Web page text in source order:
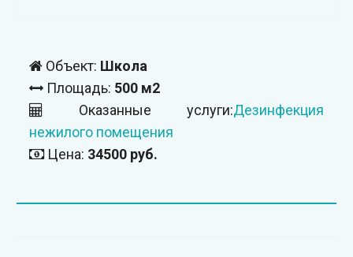
Объект: Школа
Площадь: 500 м2
Оказанные услуги:Дезинфекция
нежилого помещения
Цена: 34500 руб.